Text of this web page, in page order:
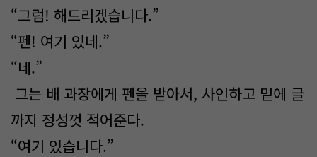
“그럼! 해드리겠습니다.”
“펜! 여기 있네.”
“네.”
그는 배 과장에게 펜을 받아서, 사인하고 밑에 글
까지 정성껏 적어준다.
“여기 있습니다.”